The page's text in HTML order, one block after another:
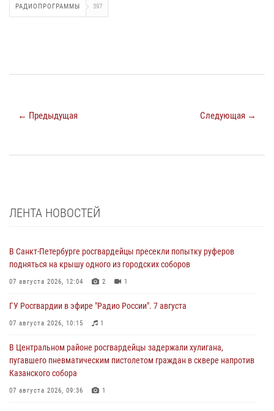
РАДИОПРОГРАММЫ 397
← Предыдущая Следующая →
ЛЕНТА НОВОСТЕЙ
В Санкт-Петербурге росгвардейцы пресекли попытку руферов
подняться на крышу одного из городских соборов
07 августа 2026, 12:04 2 1
ГУ Росгвардии в эфире "Радио России". 7 августа
07 августа 2026, 10:15 1
В Центральном районе росгвардейцы задержали хулигана,
пугавшего пневматическим пистолетом граждан в сквере напротив
Казанского собора
07 августа 2026, 09:36 1